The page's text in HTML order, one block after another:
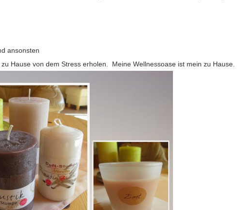
ansonsten
Hause von dem Stress erholen. Meine Wellnessoase ist mein zu Hause.